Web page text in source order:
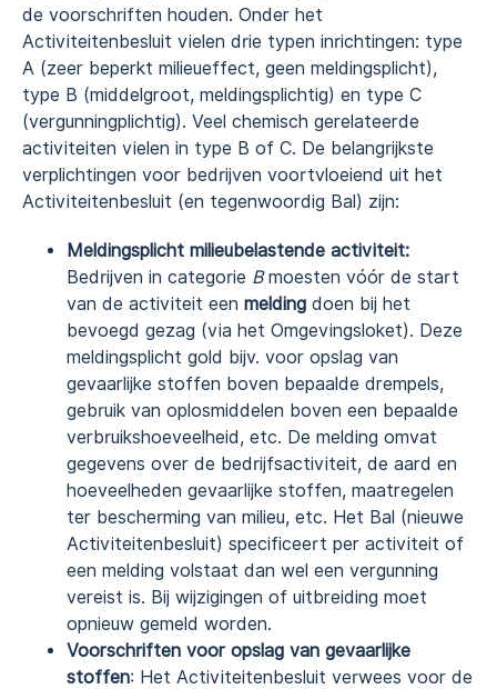
de voorschriften houden. Onder het
Activiteitenbesluit vielen drie typen inrichtingen: type
A (zeer beperkt milieueffect, geen meldingsplicht),
type B (middelgroot, meldingsplichtig) en type C
(vergunningplichtig). Veel chemisch gerelateerde
activiteiten vielen in type B of C. De belangrijkste
verplichtingen voor bedrijven voortvloeiend uit het
Activiteitenbesluit (en tegenwoordig Bal) zijn:
Meldingsplicht milieubelastende activiteit:
Bedrijven in categorie Bmoesten vóór de start
van de activiteit een melding doen bij het
bevoegd gezag (via het Omgevingsloket). Deze
meldingsplicht gold bijv. voor opslag van
gevaarlijke stoffen boven bepaalde drempels,
gebruik van oplosmiddelen boven een bepaalde
verbruikshoeveelheid, etc. De melding omvat
gegevens over de bedrijfsactiviteit, de aard en
hoeveelheden gevaarlijke stoffen, maatregelen
ter bescherming van milieu, etc. Het Bal (nieuwe
Activiteitenbesluit) specificeert per activiteit of
een melding volstaat dan wel een vergunning
vereist is. Bij wijzigingen of uitbreiding moet
opnieuw gemeld worden.
Voorschriften voor opslag van gevaarlijke
stoffen: Het Activiteitenbesluit verwees voor de